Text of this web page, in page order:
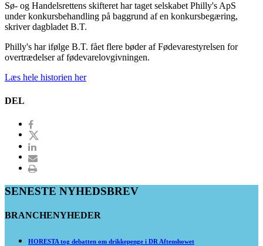
Sø- og Handelsrettens skifteret har taget selskabet Philly's ApS
under konkursbehandling på baggrund af en konkursbegæring,
skriver dagbladet B.T.
Philly's har ifølge B.T. fået flere bøder af Fødevarestyrelsen for
overtrædelser af fødevarelovgivningen.
Læs hele historien her
DEL
SENESTE NYHEDSBREV
BRANCHENYHEDER
HORESTA tog debatten om drikkepenge i DR Aftenshowet